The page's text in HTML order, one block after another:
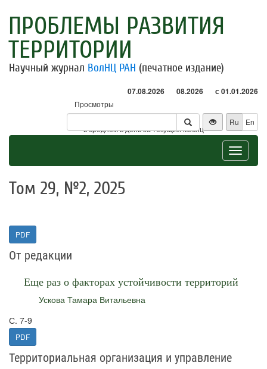
ПРОБЛЕМЫ РАЗВИТИЯ
ТЕРРИТОРИИ
Научный журнал ВолНЦ РАН (печатное издание)
07.08.2026 08.2026 с 01.01.2026
Просмотры
Посетители
* - в среднем в день за текущий месяц
Ru En
Toggle
Том 29, №2, 2025
PDF
От редакции
Еще раз о факторах устойчивости территорий
Ускова Тамара Витальевна
С. 7-9
PDF
Территориальная организация и управление